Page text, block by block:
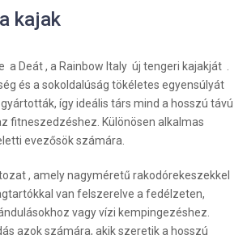
kajak
a Deát , a Rainbow Italy új tengeri kajakját .
és a sokoldalúság tökéletes egyensúlyát
így ideális társ mind a hosszú távú
fitneszedzéshez. Különösen alkalmas
evezősök számára.
, amely nagyméretű rakodórekeszekkel
van felszerelve a fedélzeten,
vagy vízi kempingezéshez.
azok számára, akik szeretik a hosszú